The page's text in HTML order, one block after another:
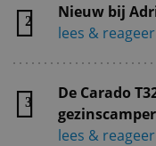
2
Nieuw bij
lees & reageer
3
De Carado
gezinscamper
lees & reageer